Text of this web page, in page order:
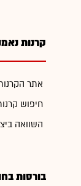
קרנות
אתר
חיפוש
השוואה
בורסות